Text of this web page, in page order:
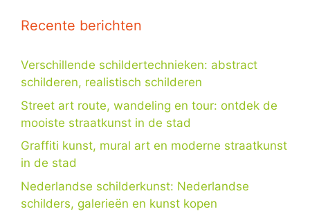
Recente berichten
Verschillende schildertechnieken: abstract
schilderen, realistisch schilderen
Street art route, wandeling en tour: ontdek de
mooiste straatkunst in de stad
Graffiti kunst, mural art en moderne straatkunst
in de stad
Nederlandse schilderkunst: Nederlandse
schilders, galerieën en kunst kopen